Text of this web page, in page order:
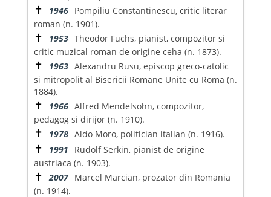
✝ 1946 Pompiliu Constantinescu, critic literar
roman (n. 1901).
✝ 1953 Theodor Fuchs, pianist, compozitor si
critic muzical roman de origine ceha (n. 1873).
✝ 1963 Alexandru Rusu, episcop greco-catolic
si mitropolit al Bisericii Romane Unite cu Roma (n.
1884).
✝ 1966 Alfred Mendelsohn, compozitor,
pedagog si dirijor (n. 1910).
✝ 1978 Aldo Moro, politician italian (n. 1916).
✝ 1991
Rudolf Serkin, pianist de origine
austriaca (n. 1903).
✝ 2007 Marcel Marcian, prozator din Romania
(n. 1914).